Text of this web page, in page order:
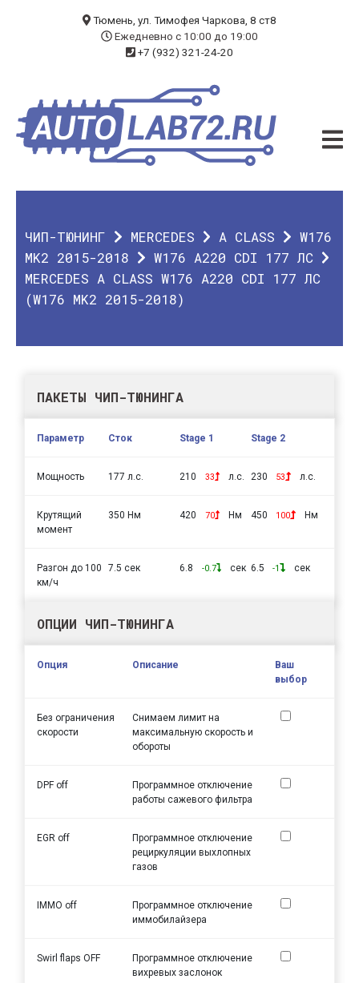
ЧИП-ТЮНИНГ
ДИАГНОСТИКА
О КОМПАНИИ
КОНТАКТЫ
Тюмень, ул. Тимофея Чаркова, 8 ст8
Ежедневно с 10:00 до 19:00
+7 (932) 321-24-20
ЧИП-ТЮНИНГ MERCEDES A CLASS
W176
MK2 2015-2018
W176 A220 CDI 177 ЛС
MERCEDES A CLASS W176 A220 CDI 177 ЛС
(W176 MK2 2015-2018)
ПАКЕТЫ ЧИП-ТЮНИНГА
Параметр Сток Stage 1 Stage 2
Мощность 177 л.с. 210 33 л.с. 230 53 л.с.
Крутящий
момент
350 Нм 420 70 Нм 450 100 Нм
Разгон до 100
км/ч
7.5 сек 6.8 -0.7 сек 6.5 -1 сек
ОПЦИИ ЧИП-ТЮНИНГА
Опция Описание
Ваш
выбор
Без ограничения
скорости
Снимаем лимит на
максимальную скорость и
обороты
DPF off
Программное отключение
работы сажевого фильтра
EGR off
Программное отключение
рециркуляции выхлопных
газов
IMMO off
Программное отключение
иммобилайзера
Swirl flaps OFF
Программное отключение
вихревых заслонок